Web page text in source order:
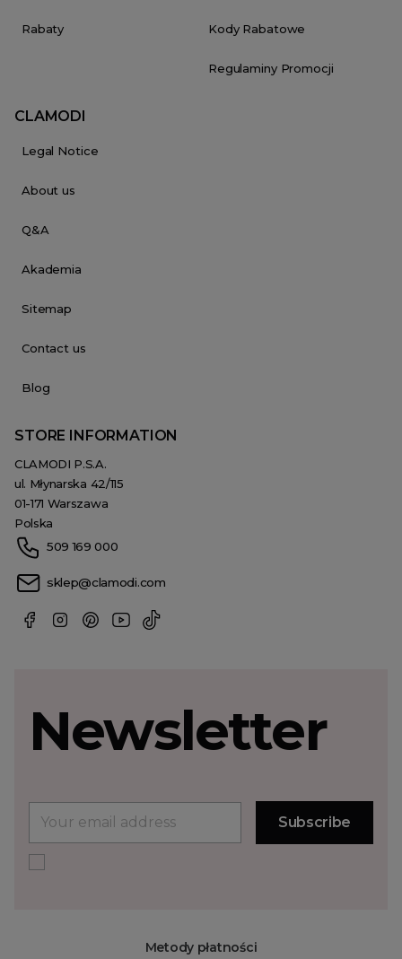
Rabaty Kody Rabatowe
Regulaminy Promocji
CLAMODI
Legal Notice
About us
Q&A
Akademia
Sitemap
Contact us
Blog
STORE INFORMATION
CLAMODI P.S.A.
ul. Młynarska 42/115
01-171 Warszawa
Polska
509 169 000
sklep@clamodi.com
Metody płatności
Newsletter